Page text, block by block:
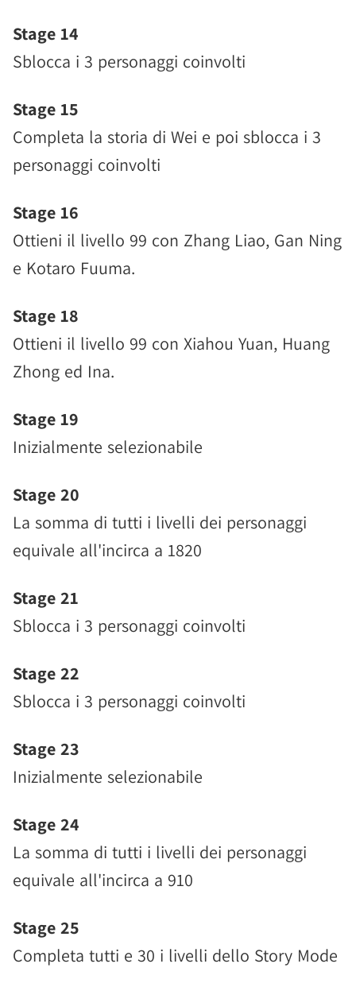
Stage 14
Sblocca i 3 personaggi coinvolti
Stage 15
Completa la storia di Wei e poi sblocca i 3
personaggi coinvolti
Stage 16
Ottieni il livello 99 con Zhang Liao, Gan Ning
e Kotaro Fuuma.
Stage 18
Ottieni il livello 99 con Xiahou Yuan, Huang
Zhong ed Ina.
Stage 19
Inizialmente selezionabile
Stage 20
La somma di tutti i livelli dei personaggi
equivale all'incirca a 1820
Stage 21
Sblocca i 3 personaggi coinvolti
Stage 22
Sblocca i 3 personaggi coinvolti
Stage 23
Inizialmente selezionabile
Stage 24
La somma di tutti i livelli dei personaggi
equivale all'incirca a 910
Stage 25
Completa tutti e 30 i livelli dello Story Mode